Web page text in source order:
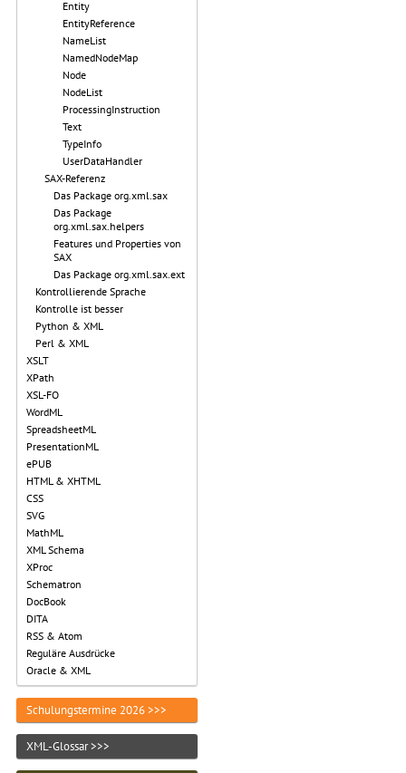
Entity
EntityReference
NameList
NamedNodeMap
Node
NodeList
ProcessingInstruction
Text
TypeInfo
UserDataHandler
SAX-Referenz
Das Package org.xml.sax
Das Package
org.xml.sax.helpers
Features und Properties von
SAX
Das Package org.xml.sax.ext
Kontrollierende Sprache
Kontrolle ist besser
Python & XML
Perl & XML
XSLT
XPath
XSL-FO
WordML
SpreadsheetML
PresentationML
ePUB
HTML & XHTML
CSS
SVG
MathML
XML Schema
XProc
Schematron
DocBook
DITA
RSS & Atom
Reguläre Ausdrücke
Oracle & XML
Schulungstermine 2026 >>>
XML-Glossar >>>